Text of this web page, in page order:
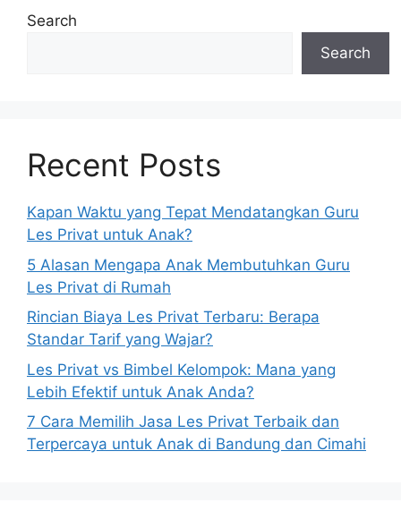
Search
Search
Recent Posts
Kapan Waktu yang Tepat Mendatangkan Guru
Les Privat untuk Anak?
5 Alasan Mengapa Anak Membutuhkan Guru
Les Privat di Rumah
Rincian Biaya Les Privat Terbaru: Berapa
Standar Tarif yang Wajar?
Les Privat vs Bimbel Kelompok: Mana yang
Lebih Efektif untuk Anak Anda?
7 Cara Memilih Jasa Les Privat Terbaik dan
Terpercaya untuk Anak di Bandung dan Cimahi